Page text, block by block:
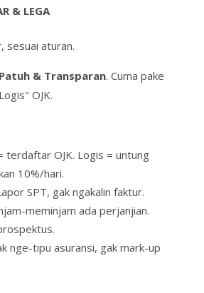
& LEGA
sesuai aturan.
Patuh & Transparan. Cuma pake
OJK.
terdaftar OJK. Logis = untung
10%/hari.
SPT, gakngakalin faktur.
meminjam ada perjanjian.
nge-tipu asuransi, gak mark-up